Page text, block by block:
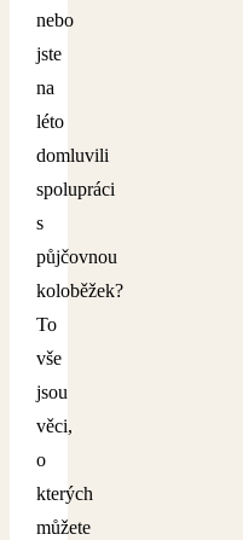
nebo
jste
na
léto
domluvili
spolupráci
s
půjčovnou
koloběžek?
To
vše
jsou
věci,
o
kterých
můžete